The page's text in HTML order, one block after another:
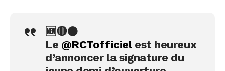
🆕🔴⚫️
Le @RCTofficielest heureux
d’annoncer la signature du